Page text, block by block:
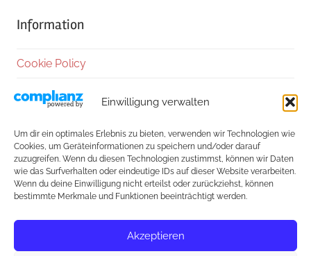
Einwilligung verwalten
Um dir ein optimales Erlebnis zu bieten, verwenden wir Technologien wie
Cookies, um Geräteinformationen zu speichern und/oder darauf
zuzugreifen. Wenn du diesen Technologien zustimmst, können wir Daten
wie das Surfverhalten oder eindeutige IDs auf dieser Website verarbeiten.
Wenn du deine Einwilligung nicht erteilst oder zurückziehst, können
bestimmte Merkmale und Funktionen beeinträchtigt werden.
Akzeptieren
Information
Cookie Policy
Datenschutzerklärung
Kontakt
Außerdem: